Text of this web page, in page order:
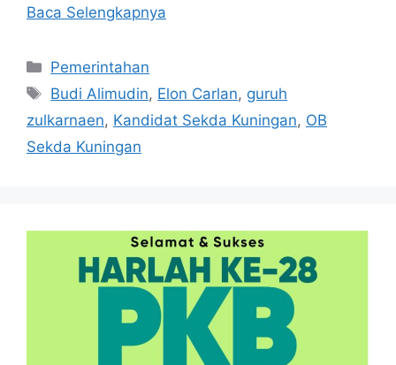
Baca Selengkapnya
Kategori
Pemerintahan
Tag
Budi Alimudin, Elon Carlan, guruh
zulkarnaen, Kandidat Sekda Kuningan, OB
Sekda Kuningan